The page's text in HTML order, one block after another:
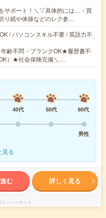
サポート！＼▽具体的には…・買
り紙や体操などのレク参…
/ パソコンスキル不要 / 英語力不
齢不問・ブランクOK★履歴書不
）★社会保険完備＼…
40代 50代
60代
男性
見る
む 詳しく見る
ッソーネット